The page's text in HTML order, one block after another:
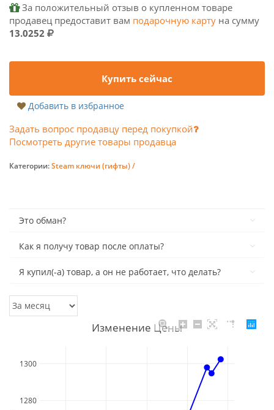
За положительный отзыв о купленном товаре
продавец предоставит вам подарочную карту на сумму
13.0252
Купить сейчас
Добавить в избранное
Задать вопрос продавцу перед покупкой
Посмотреть другие товары продавца
Категории:Steam ключи (гифты) /
Это обман?
Как я получу товар после оплаты?
Я купил(-а) товар, а он не работает, что делать?
1280
1300
Изменение Цены